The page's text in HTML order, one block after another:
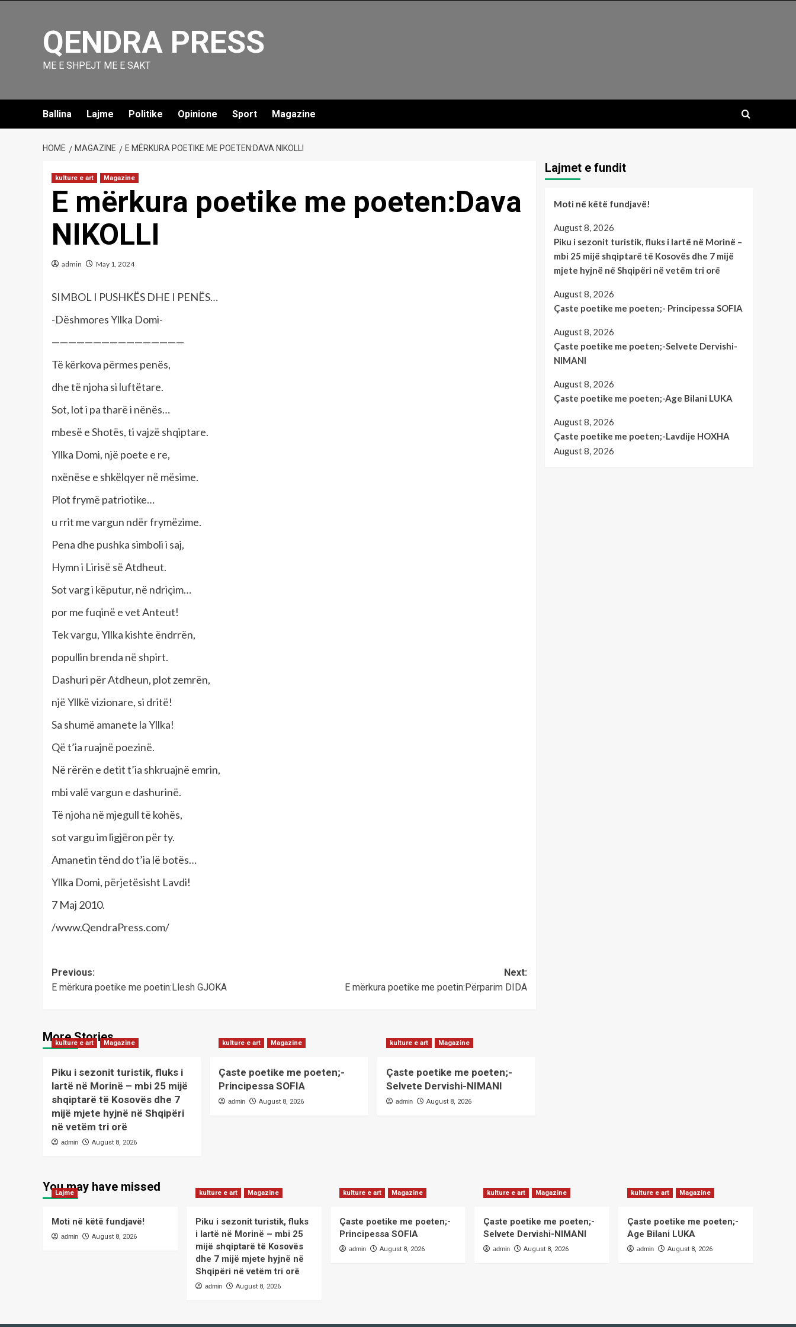
QENDRA PRESS
ME E SHPEJT ME E SAKT
Ballina Lajme Politike Opinione Sport Magazine
HOME MAGAZINE E MËRKURA POETIKE ME POETEN:DAVA NIKOLLI
kulture e art Magazine
E mërkura poetike me poeten:Dava
NIKOLLI
admin May 1, 2024
SIMBOL I PUSHKËS DHE I PENËS…
-Dëshmores Yllka Domi-
————————————————
Të kërkova përmes penës,
dhe të njoha si luftëtare.
Sot, lot i pa tharë i nënës…
mbesë e Shotës, ti vajzë shqiptare.
Yllka Domi, një poete e re,
nxënëse e shkëlqyer në mësime.
Plot frymë patriotike…
u rrit me vargun ndër frymëzime.
Pena dhe pushka simboli i saj,
Hymn i Lirisë së Atdheut.
Sot varg i këputur, në ndriçim…
por me fuqinë e vet Anteut!
Tek vargu, Yllka kishte ëndrrën,
popullin brenda në shpirt.
Dashuri për Atdheun, plot zemrën,
një Yllkë vizionare, si dritë!
Sa shumë amanete la Yllka!
Që t’ia ruajnë poezinë.
Në rërën e detit t’ia shkruajnë emrin,
mbi valë vargun e dashurinë.
Të njoha në mjegull të kohës,
sot vargu im ligjëron për ty.
Amanetin tënd do t’ia lë botës…
Yllka Domi, përjetësisht Lavdi!
7 Maj 2010.
/www.QendraPress.com/
Post
navigation
Previous:
E mërkura poetike me poetin:Llesh GJOKA
Next:
E mërkura poetike me poetin:Përparim DIDA
More Stories
kulture e art Magazine
Piku i sezonit turistik, fluks i
lartë në Morinë – mbi 25 mijë
shqiptarë të Kosovës dhe 7
mijë mjete hyjnë në Shqipëri
në vetëm tri orë
admin August 8, 2026
kulture e art Magazine
Çaste poetike me poeten;-
Principessa SOFIA
admin August 8, 2026
kulture e art Magazine
Çaste poetike me poeten;-
Selvete Dervishi-NIMANI
admin August 8, 2026
Lajmet e fundit
Moti në këtë fundjavë!
August 8, 2026
Piku i sezonit turistik, fluks i lartë në Morinë –
mbi 25 mijë shqiptarë të Kosovës dhe 7 mijë
mjete hyjnë në Shqipëri në vetëm tri orë
August 8, 2026
Çaste poetike me poeten;- Principessa SOFIA
August 8, 2026
Çaste poetike me poeten;-Selvete Dervishi-
NIMANI
August 8, 2026
Çaste poetike me poeten;-Age Bilani LUKA
August 8, 2026
Çaste poetike me poeten;-Lavdije HOXHA
August 8, 2026
You may have missed
Lajme
Moti në këtë fundjavë!
admin August 8, 2026
kulture e art Magazine
Piku i sezonit turistik, fluks
i lartë në Morinë – mbi 25
mijë shqiptarë të Kosovës
dhe 7 mijë mjete hyjnë në
Shqipëri në vetëm tri orë
admin August 8, 2026
kulture e art Magazine
Çaste poetike me poeten;-
Principessa SOFIA
admin August 8, 2026
kulture e art Magazine
Çaste poetike me poeten;-
Selvete Dervishi-NIMANI
admin August 8, 2026
kulture e art Magazine
Çaste poetike me poeten;-
Age Bilani LUKA
admin August 8, 2026